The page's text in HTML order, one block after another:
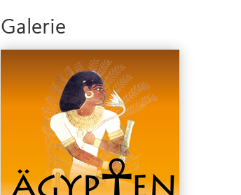
Galerie